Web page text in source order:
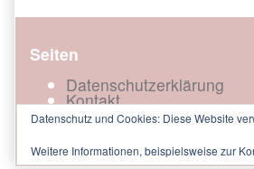
Seiten
Datenschutzerklärung
Kontakt
Datenschutz und Cookies: Diese Website
Weitere Informationen, beispielsweise zur